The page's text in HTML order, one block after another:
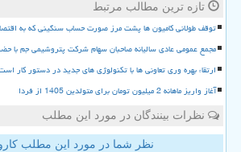
تازه ترین مطالب مرتبط
توقف طولانی کامیون ها پشت مرز صورت حساب سنگینی که به
مجمع عمومی عادی سالیانه صاحبان سهام شرکت پتروشیمی جم با
ارتقاء بهره وری تعاونی ها با تکنولوژی های جدید در دستور کار
آغاز واریز ماهانه 2 میلیون تومان برای متولدین 1405 از فردا
نظرات بینندگان در مورد این مطلب
نظر شما در مورد این مطلب